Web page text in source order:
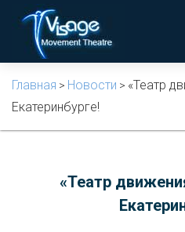
Главная > Новости > «Театр
Екатеринбурге!
«Театр